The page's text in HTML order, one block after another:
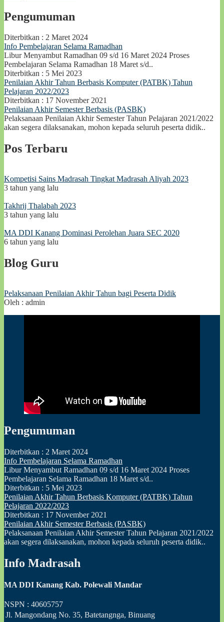
Pengumuman
Diterbitkan : 2 Maret 2024
Info Pembelajaran Selama Ramadhan
Libur Menyambut Ramadhan 09 s/d 16 Maret 2024 Proses
Pembelajaran Selama Ramadhan 18 Maret s/d..
Diterbitkan : 5 Mei 2023
Penilaian Akhir Tahun Berbasis Komputer (PATBK) Tahun
Pelajaran 2022/2023
Diterbitkan : 17 November 2021
Penilaian Akhir Semester Berbasis (PASBK)
Pelaksanaan Penilaian Akhir Semester Tahun Pelajaran 2021/2022
akan segera dilaksanakan, mohon kepada seluruh peserta didik..
Pos Terbaru
Kompetisi Sains Madrasah Tingkat Madrasah Aliyah 2023
3 tahun yang lalu
Takhrij Thalabah 2023
3 tahun yang lalu
MA DDI Kanang Dominasi Perolehan Juara SEC 2020
6 tahun yang lalu
Blog Guru
Pelaksanaan Penilaian Akhir Tahun bagi Peserta Didik
Oleh : admin
Pengumuman
Diterbitkan : 2 Maret 2024
Info Pembelajaran Selama Ramadhan
Libur Menyambut Ramadhan 09 s/d 16 Maret 2024 Proses
Pembelajaran Selama Ramadhan 18 Maret s/d..
Diterbitkan : 5 Mei 2023
Penilaian Akhir Tahun Berbasis Komputer (PATBK) Tahun
Pelajaran 2022/2023
Diterbitkan : 17 November 2021
Penilaian Akhir Semester Berbasis (PASBK)
Pelaksanaan Penilaian Akhir Semester Tahun Pelajaran 2021/2022
akan segera dilaksanakan, mohon kepada seluruh peserta didik..
Info Madrasah
MA DDI Kanang Kab. Polewali Mandar
NSPN : 40605757
Jl. Mangondang No. 35, Batetangnga, Binuang